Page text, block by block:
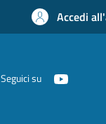
Accedi
Seguici su